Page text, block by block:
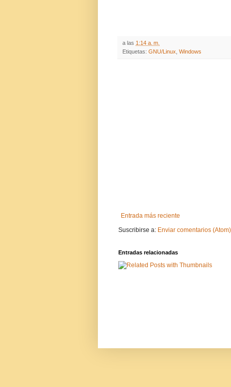
a las 1:14 a. m.
Etiquetas: GNU/Linux Windows
Entrada más reciente
Suscribirse a: Enviar comentarios (Atom)
Entradas relacionadas